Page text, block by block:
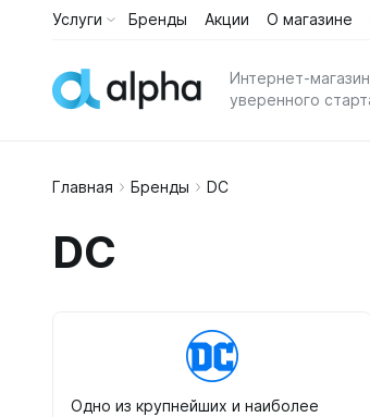
Услуги Бренды Акции О магазине
Интернет-
уверенного
Главная Бренды DC
DC
Одно из крупнейших и наиболее